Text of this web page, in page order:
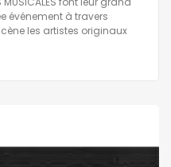
événement à travers
les artistes originaux